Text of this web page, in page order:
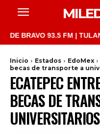
93.5 FM |
Inicio Estados EdoMex
becas de transporte a
ECATEPEC
BECAS DE
UNIVERSITARIOS